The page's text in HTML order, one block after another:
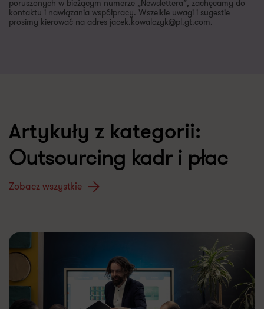
poruszonych w bieżącym numerze „Newslettera”, zachęcamy do
kontaktu i nawiązania współpracy. Wszelkie uwagi i sugestie
prosimy kierować na adres jacek.kowalczyk@pl.gt.com.
Artykuły z kategorii:
Outsourcing kadr i płac
Zobacz wszystkie